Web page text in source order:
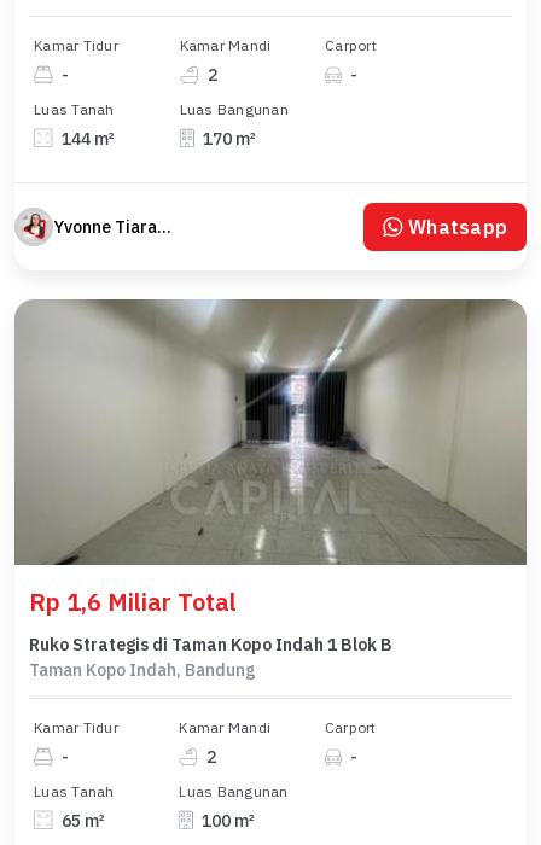
Kamar Tidur
-
Kamar Mandi
2
Carport
-
Luas Tanah
144 m²
Luas Bangunan
170 m²
Yvonne Tiara Dewi Whatsapp
Rp 1,6 Miliar Total
Ruko Strategis di Taman Kopo Indah 1 Blok B
Taman Kopo Indah, Bandung
Kamar Tidur
-
Kamar Mandi
2
Carport
-
Luas Tanah
65 m²
Luas Bangunan
100 m²